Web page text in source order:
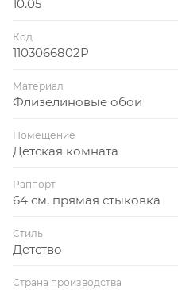
10.05
Код
1103066802Р
Материал
Флизелиновые обои
Помещение
Детская комната
Раппорт
64 см, прямая стыковка
Стиль
Детство
Страна производства